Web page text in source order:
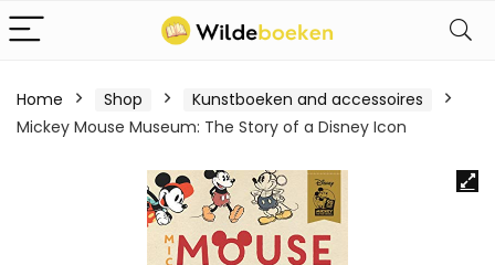
Home Shop
Kunstboeken and accessoires
Mickey Mouse Museum: The Story of a Disney Icon